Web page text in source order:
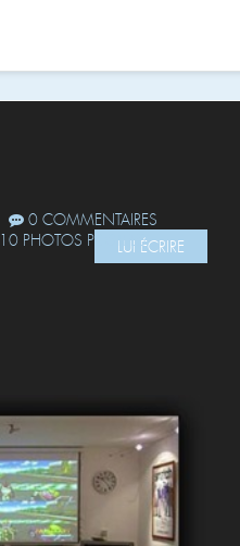
0 COMMENTAIRES
10 PHOTOS POSTÉESLUI ÉCRIRE